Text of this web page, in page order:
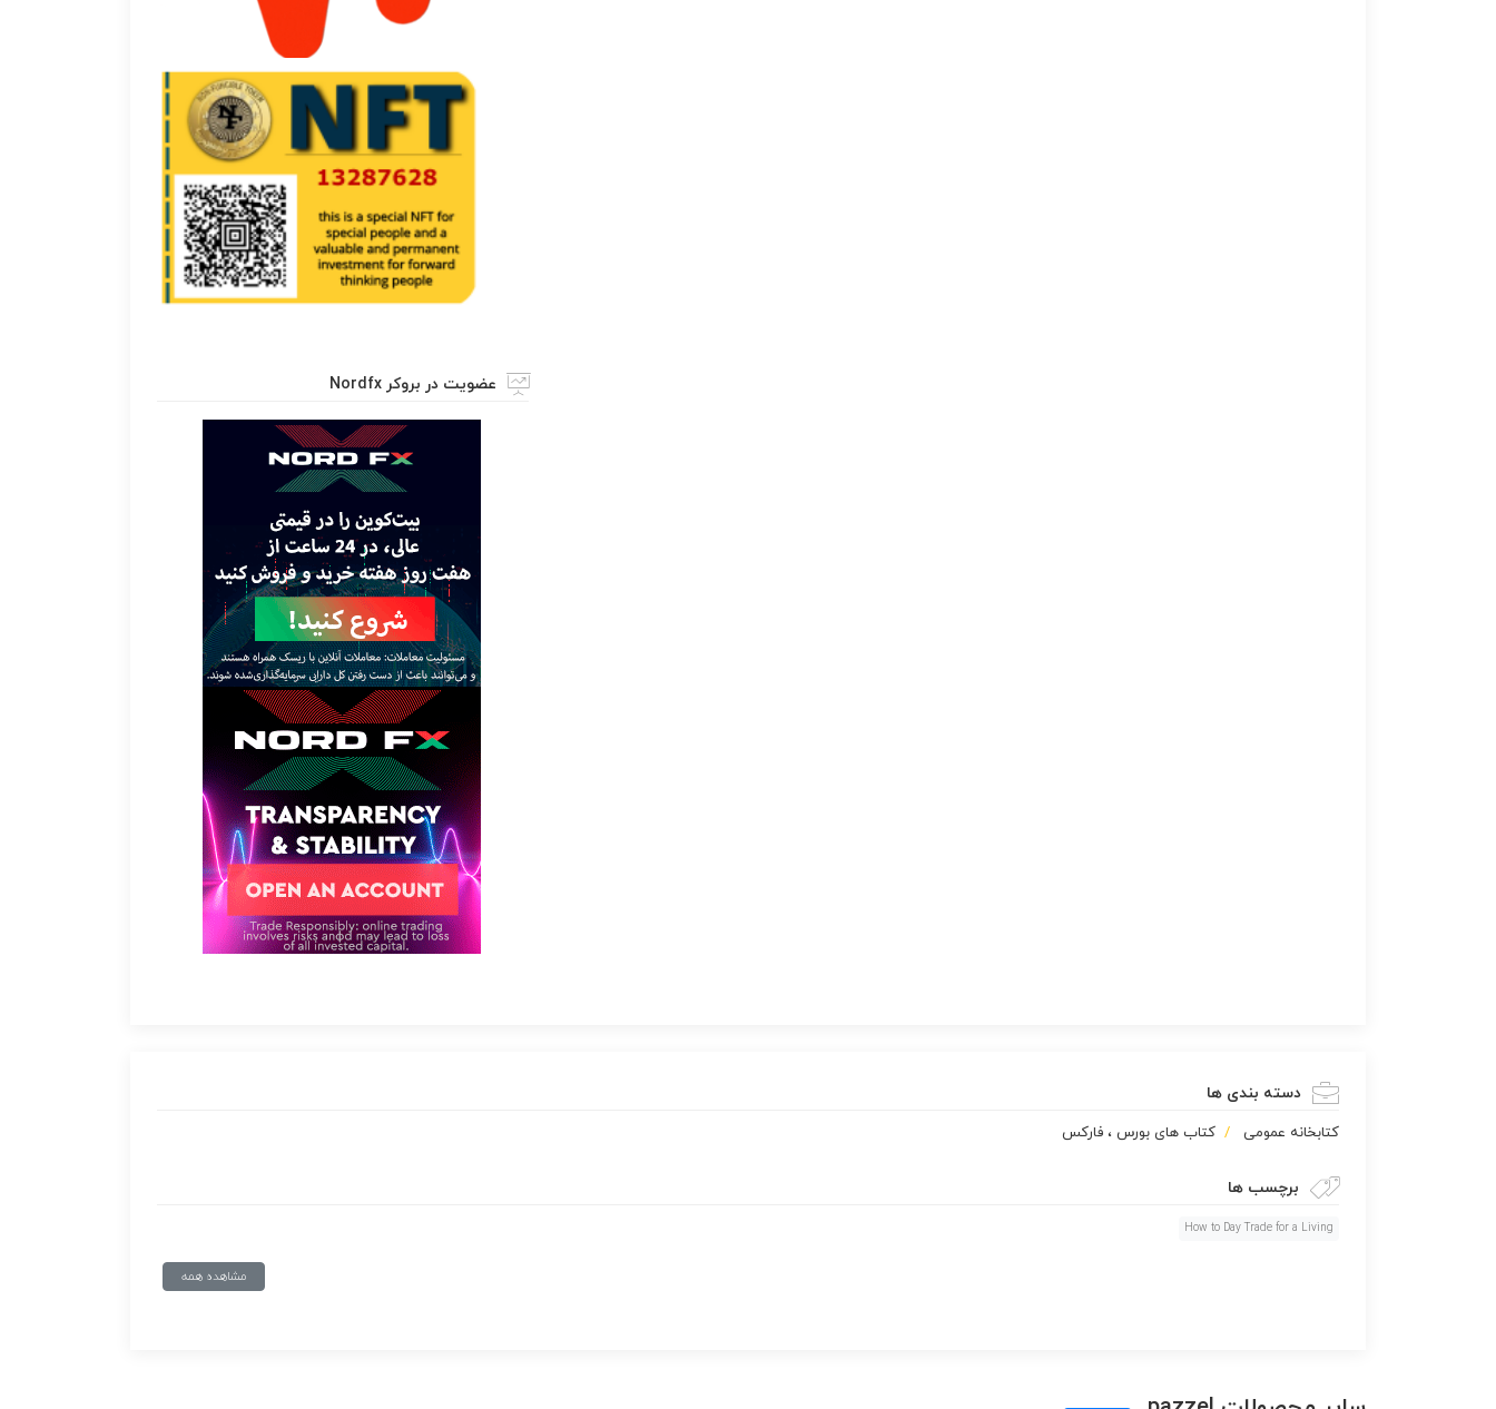
عضویت در بروکر Nordfx
دسته بندی ها
كتابخانه عمومی کتاب های بورس ، فارکس
برچسب ها
How to Day Trade for a Living
مشاهده همه